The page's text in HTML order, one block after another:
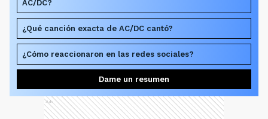
AC/DC?
¿Qué canción exacta de AC/DC cantó?
¿Cómo reaccionaron en las redes sociales?
Dame un resumen
Ads